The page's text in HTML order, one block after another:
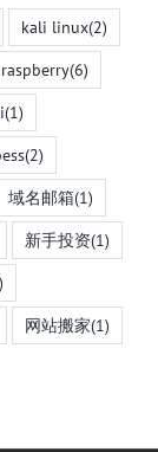
kali linux(2)
raspberry(6)
(1)
(2)
域名邮箱(1)
新手投资(1)
网站搬家(1)